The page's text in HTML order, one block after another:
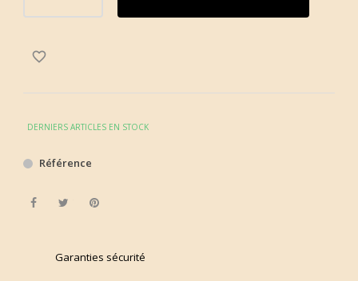
favorite_border
DERNIERS ARTICLES EN STOCK
Référence
PartagerTweet
Garanties sécurité